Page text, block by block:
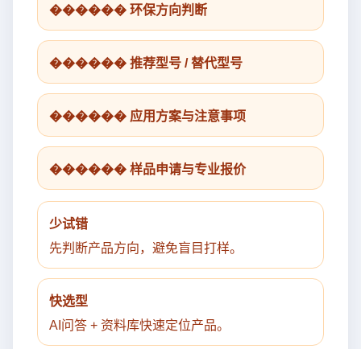
������ 环保方向判断
������ 推荐型号 / 替代型号
������ 应用方案与注意事项
������ 样品申请与专业报价
少试错
先判断产品方向，避免盲目打样。
快选型
AI问答 + 资料库快速定位产品。